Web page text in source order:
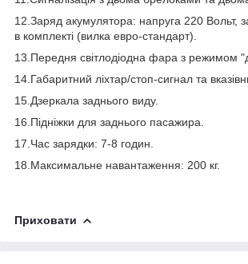
12.Заряд акумулятора: напруга 220 Вольт,
в комплекті (вилка евро-стандарт).
13.Передня світлодіодна фара з режимом
14.Габаритний ліхтар/стоп-сигнал та
15.Дзеркала заднього виду.
16.Підніжки для заднього пасажира.
17.Час зарядки: 7-8 годин.
18.Максимальне навантаження: 200 кг.
Приховати